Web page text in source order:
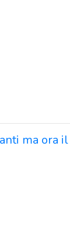
ma ora